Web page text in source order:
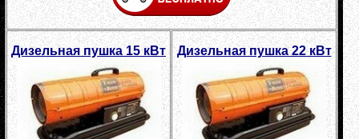
Дизельная пушка 15 кВт Дизельная пушка 22 кВт